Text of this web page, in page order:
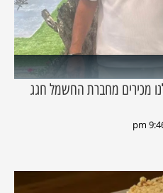
מכירים מחברת החשמל חגג
9:46